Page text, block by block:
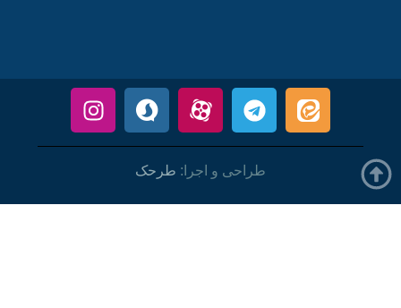
طراحی و اجرا: طرحک